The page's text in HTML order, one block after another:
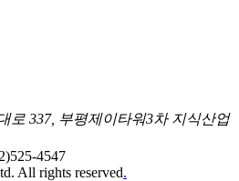
로 337, 부평제이타워3차 지식산업
4547
All rights reserved.